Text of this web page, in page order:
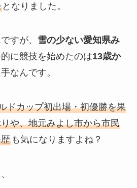
となりました。
すが、 雪の少ない愛知県み
に競技を始めたのは13歳か
なんです。
ドカップ初出場・初優勝を果
や、地元みよし市から市民
も気になりますよね？